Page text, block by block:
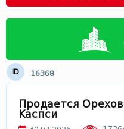
Лечхуми
ID 16368
Продается
Каспси